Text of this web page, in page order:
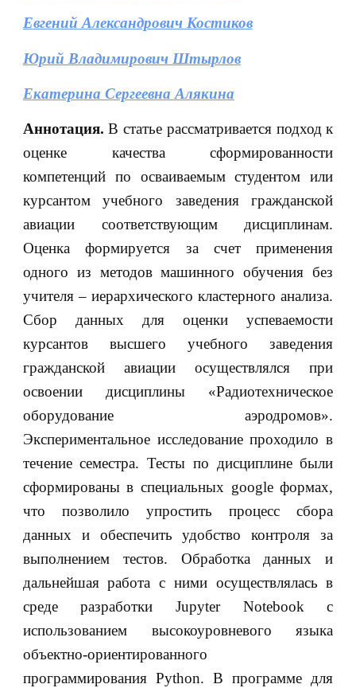
Евгений Александрович Костиков
Юрий Владимирович Штырлов
Екатерина Сергеевна Алякина
Аннотация.В статье рассматривается подход к
оценке качества сформированности
компетенций по осваиваемым студентом или
курсантом учебного заведения гражданской
авиации соответствующим дисциплинам.
Оценка формируется за счет применения
одного из методов машинного обучения без
учителя – иерархического кластерного анализа.
Сбор данных для оценки успеваемости
курсантов высшего учебного заведения
гражданской авиации осуществлялся при
освоении дисциплины «Радиотехническое
оборудование аэродромов».
Экспериментальное исследование проходило в
течение семестра. Тесты по дисциплине были
сформированы в специальных google формах,
что позволило упростить процесс сбора
данных и обеспечить удобство контроля за
выполнением тестов. Обработка данных и
дальнейшая работа с ними осуществлялась в
среде разработки Jupyter Notebook с
использованием высокоуровневого языка
объектно-ориентированного
программирования Python. В программе для